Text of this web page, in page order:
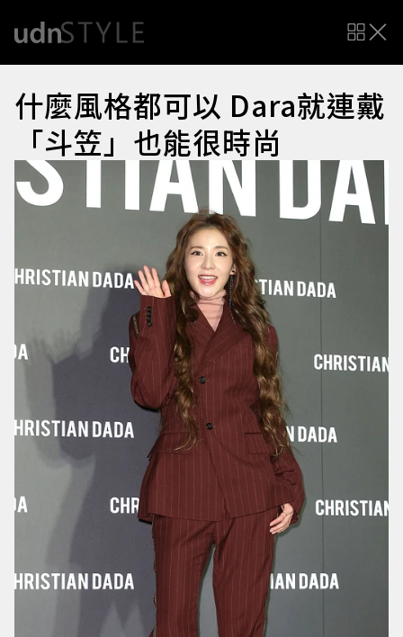
什麼風格都可以 Dara就連戴
「斗笠」也能很時尚